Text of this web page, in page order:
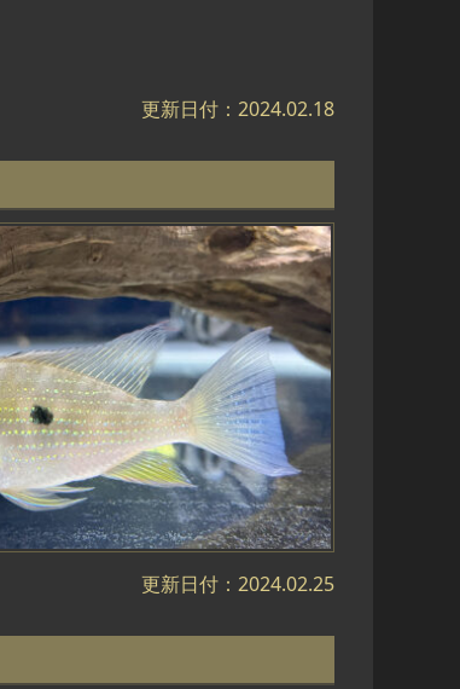
更新日付：2024.02.18
更新日付：2024.02.25